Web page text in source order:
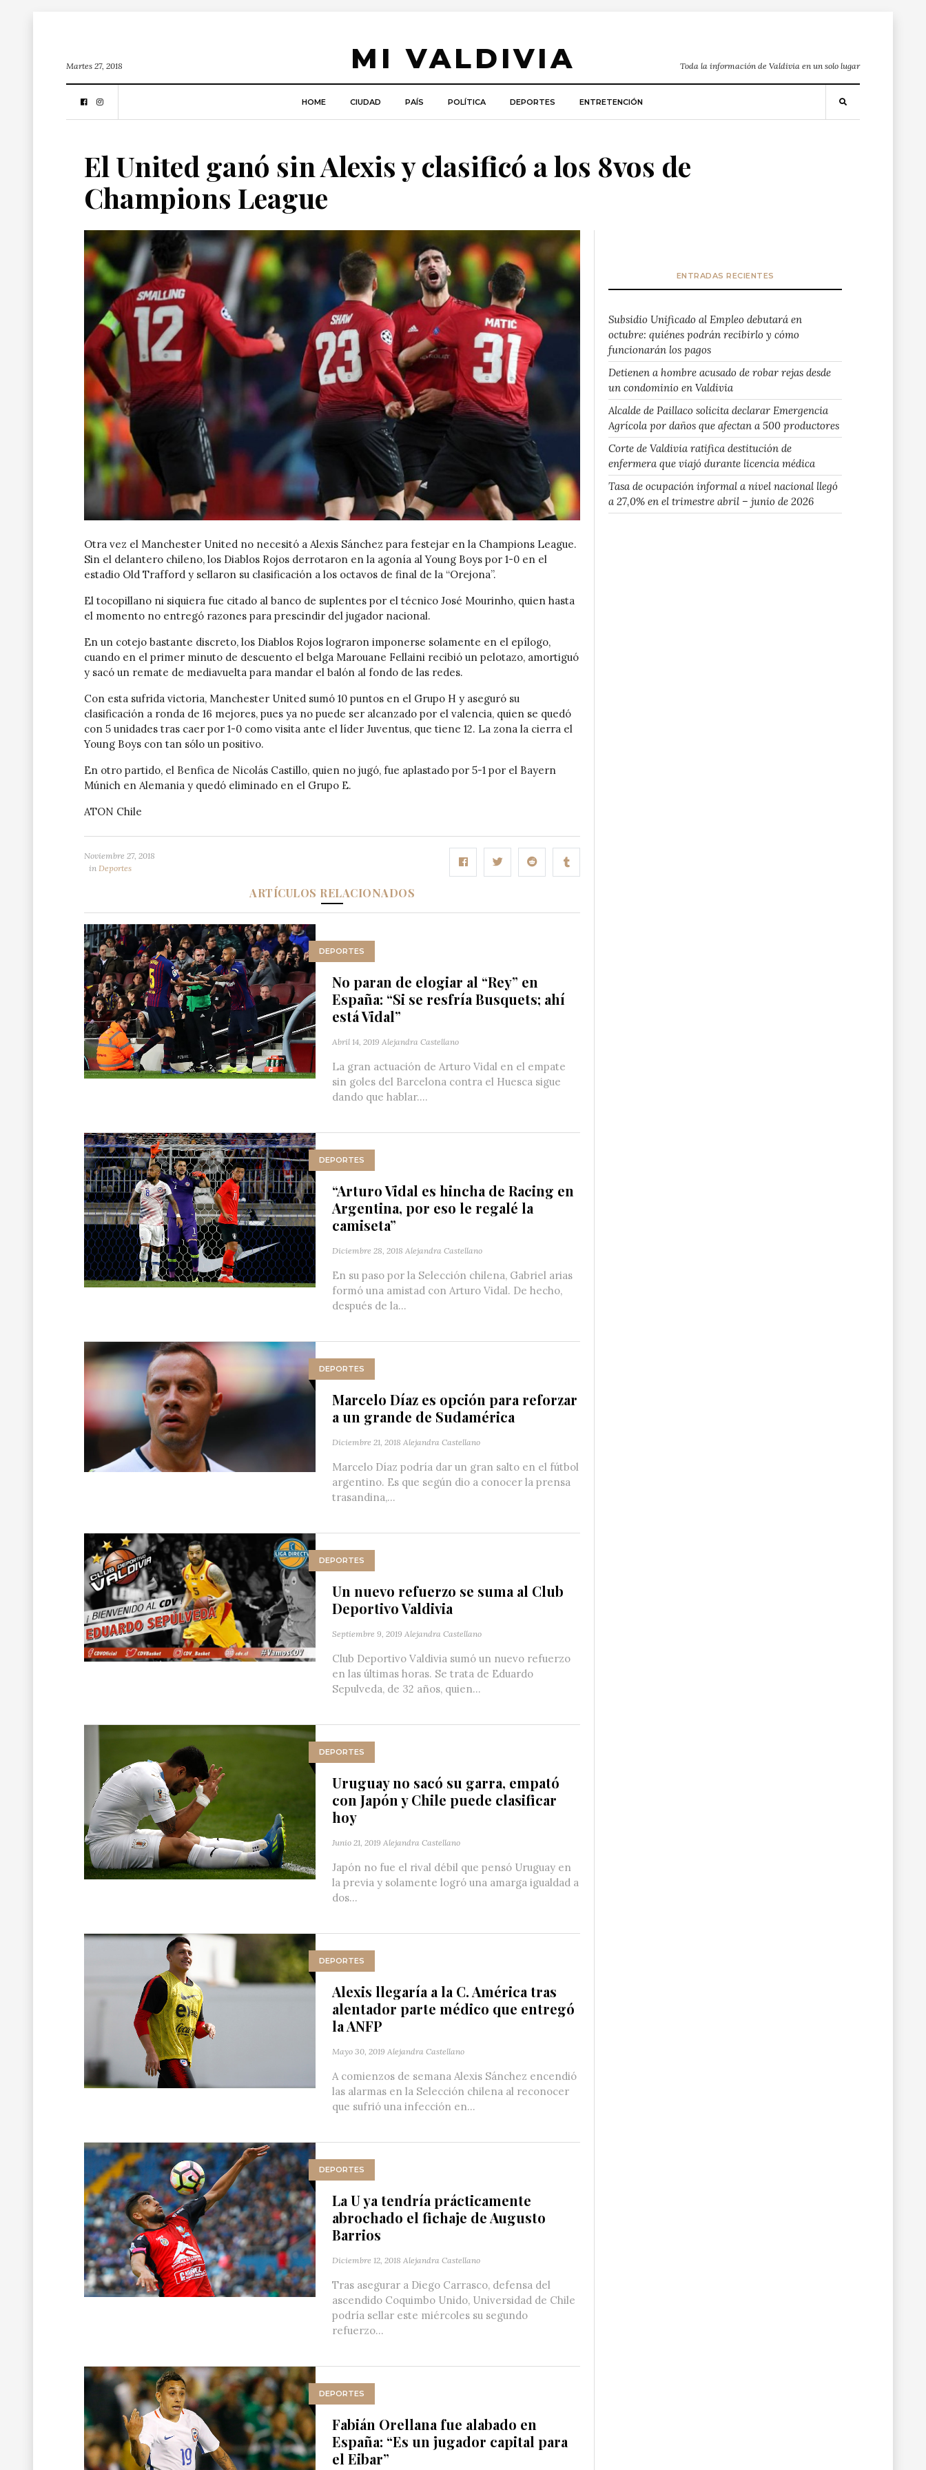
MI VALDIVIA
Martes 27, 2018 Toda la información de Valdivia en un solo lugar
HOME CIUDAD PAÍS POLÍTICA DEPORTES ENTRETENCIÓN
El United ganó sin Alexis y clasificó a los 8vos de
Champions League
Otra vez el Manchester United no necesitó a Alexis Sánchez para festejar en la Champions League.
Sin el delantero chileno, los Diablos Rojos derrotaron en la agonía al Young Boys por 1-0 en el
estadio Old Trafford y sellaron su clasificación a los octavos de final de la “Orejona”.
El tocopillano ni siquiera fue citado al banco de suplentes por el técnico José Mourinho, quien hasta
el momento no entregó razones para prescindir del jugador nacional.
En un cotejo bastante discreto, los Diablos Rojos lograron imponerse solamente en el epílogo,
cuando en el primer minuto de descuento el belga Marouane Fellaini recibió un pelotazo, amortiguó
y sacó un remate de mediavuelta para mandar el balón al fondo de las redes.
Con esta sufrida victoria, Manchester United sumó 10 puntos en el Grupo H y aseguró su
clasificación a ronda de 16 mejores, pues ya no puede ser alcanzado por el valencia, quien se quedó
con 5 unidades tras caer por 1-0 como visita ante el líder Juventus, que tiene 12. La zona la cierra el
Young Boys con tan sólo un positivo.
En otro partido, el Benfica de Nicolás Castillo, quien no jugó, fue aplastado por 5-1 por el Bayern
Múnich en Alemania y quedó eliminado en el Grupo E.
ATON Chile
Noviembre 27, 2018
in Deportes
ARTÍCULOS RELACIONADOS
DEPORTES
No paran de elogiar al “Rey” en
España: “Si se resfría Busquets; ahí
está Vidal”
Abril 14, 2019 Alejandra Castellano
La gran actuación de Arturo Vidal en el empate
sin goles del Barcelona contra el Huesca sigue
dando que hablar....
DEPORTES
“Arturo Vidal es hincha de Racing en
Argentina, por eso le regalé la
camiseta”
Diciembre 28, 2018 Alejandra Castellano
En su paso por la Selección chilena, Gabriel arias
formó una amistad con Arturo Vidal. De hecho,
después de la...
DEPORTES
Marcelo Díaz es opción para reforzar
a un grande de Sudamérica
Diciembre 21, 2018 Alejandra Castellano
Marcelo Díaz podría dar un gran salto en el fútbol
argentino. Es que según dio a conocer la prensa
trasandina,...
DEPORTES
Un nuevo refuerzo se suma al Club
Deportivo Valdivia
Septiembre 9, 2019 Alejandra Castellano
Club Deportivo Valdivia sumó un nuevo refuerzo
en las últimas horas. Se trata de Eduardo
Sepulveda, de 32 años, quien...
DEPORTES
Uruguay no sacó su garra, empató
con Japón y Chile puede clasificar
hoy
Junio 21, 2019 Alejandra Castellano
Japón no fue el rival débil que pensó Uruguay en
la previa y solamente logró una amarga igualdad a
dos...
DEPORTES
Alexis llegaría a la C. América tras
alentador parte médico que entregó
la ANFP
Mayo 30, 2019 Alejandra Castellano
A comienzos de semana Alexis Sánchez encendió
las alarmas en la Selección chilena al reconocer
que sufrió una infección en...
DEPORTES
La U ya tendría prácticamente
abrochado el fichaje de Augusto
Barrios
Diciembre 12, 2018 Alejandra Castellano
Tras asegurar a Diego Carrasco, defensa del
ascendido Coquimbo Unido, Universidad de Chile
podría sellar este miércoles su segundo
refuerzo...
DEPORTES
Fabián Orellana fue alabado en
España: “Es un jugador capital para
el Eibar”
ENTRADAS RECIENTES
Subsidio Unificado al Empleo debutará en
octubre: quiénes podrán recibirlo y cómo
funcionarán los pagos
Detienen a hombre acusado de robar rejas desde
un condominio en Valdivia
Alcalde de Paillaco solicita declarar Emergencia
Agrícola por daños que afectan a 500 productores
Corte de Valdivia ratifica destitución de
enfermera que viajó durante licencia médica
Tasa de ocupación informal a nivel nacional llegó
a 27,0% en el trimestre abril – junio de 2026